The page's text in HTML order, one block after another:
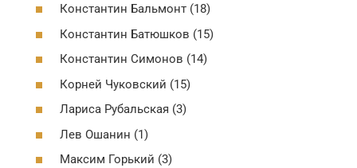
Константин Бальмонт (18)
Константин Батюшков (15)
Константин Симонов (14)
Корней Чуковский (15)
Лариса Рубальская (3)
Лев Ошанин (1)
Максим Горький (3)